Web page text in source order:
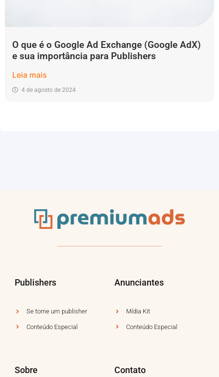
O que é o Google Ad Exchange (Google AdX)
e sua importância para Publishers
Leia mais
4 de agosto de 2024
Publishers
Se torne um publisher
Conteúdo Especial
Anunciantes
Mídia Kit
Conteúdo Especial
Sobre Contato